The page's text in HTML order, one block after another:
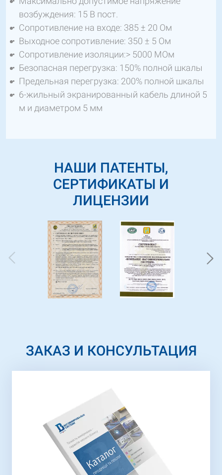
возбуждения: 15 В пост.
Сопротивление на входе: 385 ± 20 Ом
Выходное сопротивление: 350 ± 5 Ом
Сопротивление изоляции:> 5000 МОм
Безопасная перегрузка: 150% полной шкалы
Предельная перегрузка: 200% полной шкалы
6-жильный экранированный кабель длиной 5
м и диаметром 5 мм
НАШИ ПАТЕНТЫ,
СЕРТИФИКАТЫ И
ЛИЦЕНЗИИ
ЗАКАЗ И КОНСУЛЬТАЦИЯ